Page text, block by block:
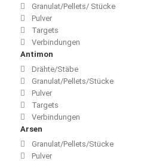
Granulat/Pellets/ Stücke
Pulver
Targets
Verbindungen
Antimon
Drähte/Stäbe
Granulat/Pellets/Stücke
Pulver
Targets
Verbindungen
Arsen
Granulat/Pellets/Stücke
Pulver